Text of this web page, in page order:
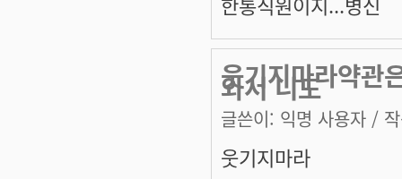
웃기지마라약관
와서 니도
글쓴이: 익명 사용자 /
웃기지마라